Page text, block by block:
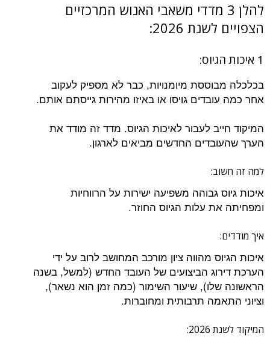
להלן 3 מדדי משאבי האנוש המרכזיים
הצפויים לשנת 2026:
1 איכות הגיוס:
בכלכלה מבוססת מיומנויות, כבר לא מספיק לעקוב
אחר כמה עובדים גויסו או באיזו מהירות גייסתם אותם.
המיקוד חייב לעבור לאיכות הגיוס. מדד זה מודד את
הערך שהעובדים החדשים מביאים לארגון.
למה זה חשוב:
איכות גיוס גבוהה משפיעה ישירות על הרווחיות
ומפחיתה את עלות הגיוס החוזר.
איך מודדים:
איכות הגיוס מהווה ציון מורכב המחושב לרוב על ידי
הערכת דירוג הביצועים של העובד החדש (למשל, בשנה
הראשונה שלו), שיעור השימור (כמה זמן הוא נשאר),
וציוני התאמה תרבותית ומחוברות.
המיקוד לשנת 2026: